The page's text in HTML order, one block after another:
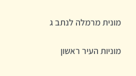
מונית מרמלה לנתב ג
מוניות העיר ראשון